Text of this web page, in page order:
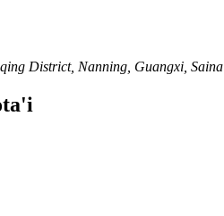
District, Nanning, Guangxi, Saina